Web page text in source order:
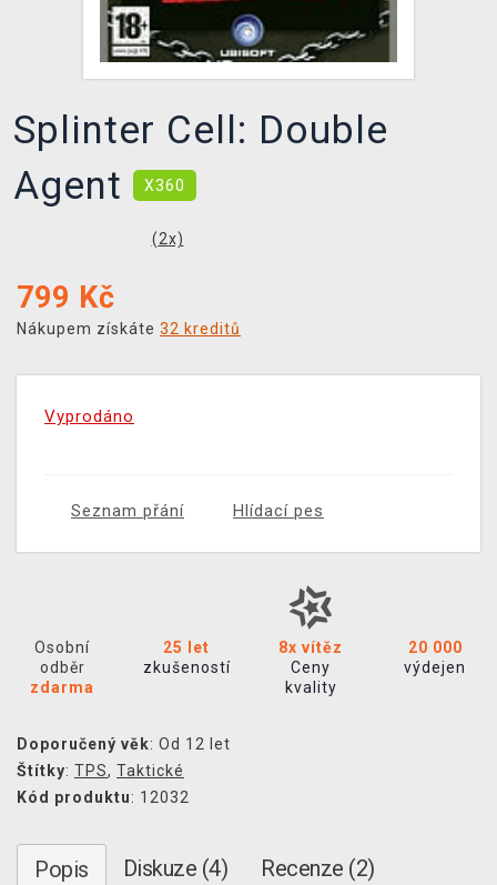
VÝKUP HER (BAZAR)
Splinter Cell: Double
Agent
X360
(2x)
799 Kč
Nákupem získáte 32 kreditů
Vyprodáno
Seznam přání Hlídací pes
Osobní
odběr
zdarma
25 let
zkušeností
8x vítěz
Ceny
kvality
20 000
výdejen
Doporučený věk: Od 12 let
Štítky: TPS, Taktické
Kód produktu: 12032
Popis Diskuze (4) Recenze (2)